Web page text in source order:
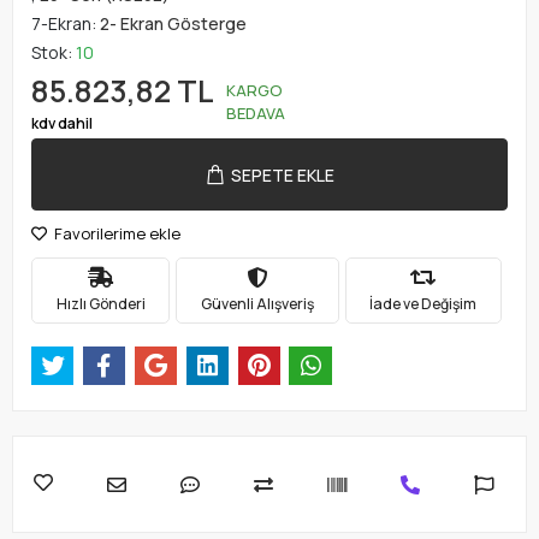
7-Ekran: 2- Ekran Gösterge
Stok: 10
85.823,82 TL
kdv dahil
KARGO
BEDAVA
SEPETE EKLE
Favorilerime ekle
Hızlı Gönderi Güvenli Alışveriş İade ve Değişim